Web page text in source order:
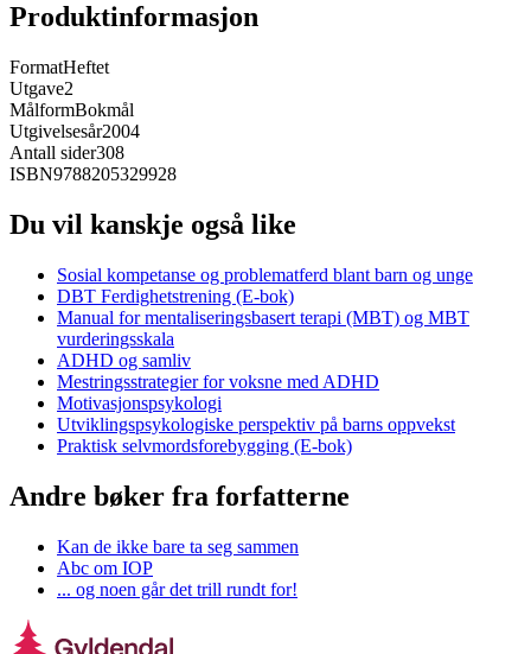
Produktinformasjon
FormatHeftet
Utgave2
MålformBokmål
Utgivelsesår2004
Antall sider308
ISBN9788205329928
Du vil kanskje også like
Sosial kompetanse og problematferd blant barn og unge
DBT Ferdighetstrening (E-bok)
Manual for mentaliseringsbasert terapi (MBT) og MBT
vurderingsskala
ADHD og samliv
Mestringsstrategier for voksne med ADHD
Motivasjonspsykologi
Utviklingspsykologiske perspektiv på barns oppvekst
Praktisk selvmordsforebygging (E-bok)
Andre bøker fra forfatterne
Kan de ikke bare ta seg sammen
Abc om IOP
... og noen går det trill rundt for!